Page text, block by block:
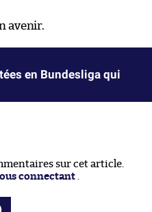
avenir.
en Bundesliga qui
sur cet article.
connectant